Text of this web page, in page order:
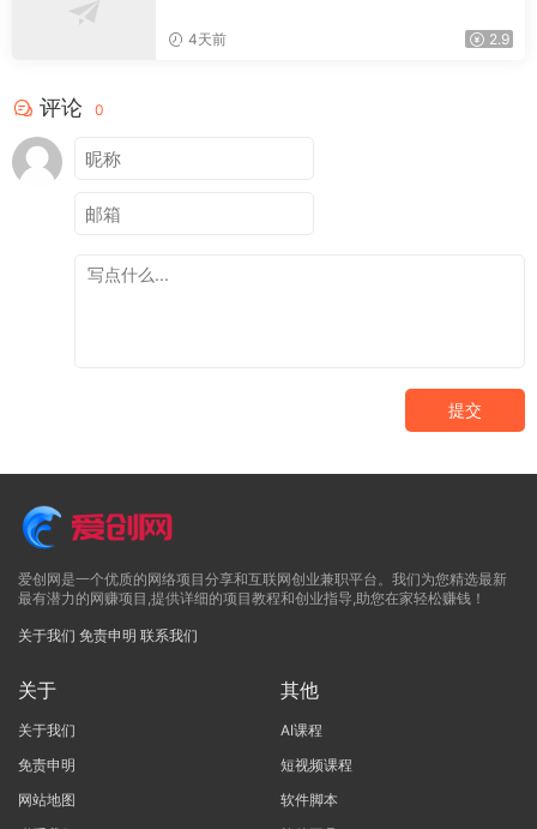
4天前 2.9
评论 0
提交
爱创网是一个优质的网络项目分享和互联网创业兼职平台。我们为您精选最新
最有潜力的网赚项目,提供详细的项目教程和创业指导,助您在家轻松赚钱！
关于我们 免责申明 联系我们
关于
关于我们
免责申明
网站地图
其他
AI课程
短视频课程
软件脚本